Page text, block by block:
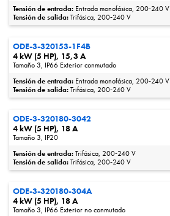
Tensión de entrada: Entrada monofásica, 200‑240 V
Tensión de salida:Trifásica, 200‑240 V
ODE-3-320153-1F4B
4 kW (5 HP), 15,3 A
Tamaño 3, IP66 Exterior conmutado
Tensión de entrada: Entrada monofásica, 200‑240 V
Tensión de salida:Trifásica, 200‑240 V
ODE-3-320180-3042
4 kW (5 HP), 18 A
Tamaño 3, IP20
Tensión de entrada:Trifásica, 200‑240 V
Tensión de salida:Trifásica, 200‑240 V
ODE-3-320180-304A
4 kW (5 HP), 18 A
Tamaño 3, IP66 Exterior no conmutado